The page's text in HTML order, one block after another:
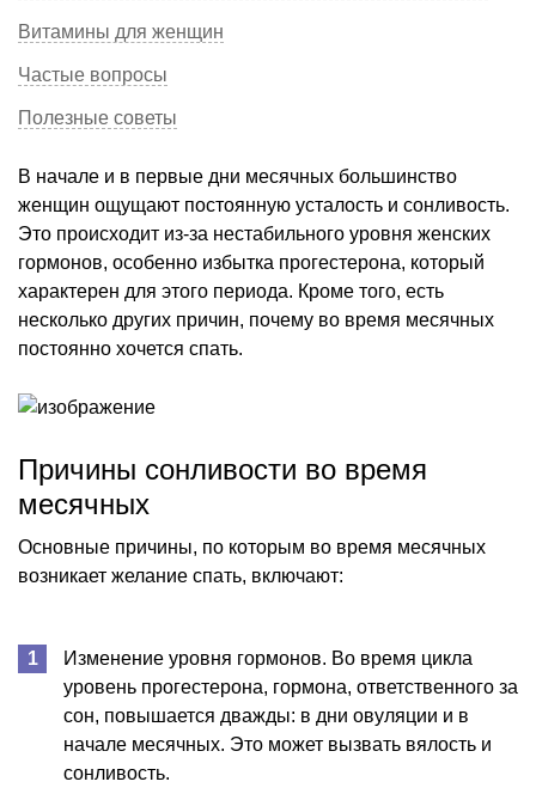
Витамины для женщин
Частые вопросы
Полезные советы
В начале и в первые дни месячных большинство
женщин ощущают постоянную усталость и сонливость.
Это происходит из-за нестабильного уровня женских
гормонов, особенно избытка прогестерона, который
характерен для этого периода. Кроме того, есть
несколько других причин, почему во время месячных
постоянно хочется спать.
Причины сонливости во время
месячных
Основные причины, по которым во время месячных
возникает желание спать, включают:
Изменение уровня гормонов. Во время цикла
уровень прогестерона, гормона, ответственного за
сон, повышается дважды: в дни овуляции и в
начале месячных. Это может вызвать вялость и
сонливость.